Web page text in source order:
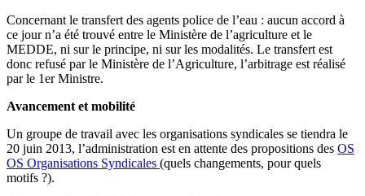
Concernant le transfert des agents police de l’eau : aucun accord à
ce jour n’a été trouvé entre le Ministère de l’agriculture et le
MEDDE, ni sur le principe, ni sur les modalités. Le transfert est
donc refusé par le Ministère de l’Agriculture, l’arbitrage est réalisé
par le 1er Ministre.
Avancement et mobilité
Un groupe de travail avec les organisations syndicales se tiendra le
20 juin 2013, l’administration est en attente des propositions des OS
OS Organisations Syndicales (quels changements, pour quels
motifs ?).